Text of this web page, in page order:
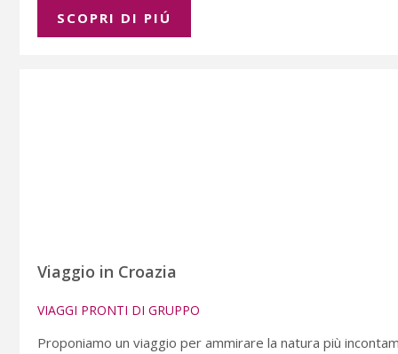
SCOPRI DI PIÚ
Viaggio in Croazia
VIAGGI PRONTI DI GRUPPO
Proponiamo un viaggio per ammirare la natura più